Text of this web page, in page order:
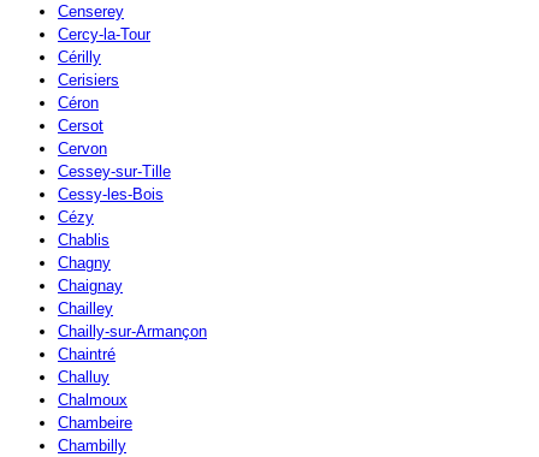
Censerey
Cercy-la-Tour
Cérilly
Cerisiers
Céron
Cersot
Cervon
Cessey-sur-Tille
Cessy-les-Bois
Cézy
Chablis
Chagny
Chaignay
Chailley
Chailly-sur-Armançon
Chaintré
Challuy
Chalmoux
Chambeire
Chambilly